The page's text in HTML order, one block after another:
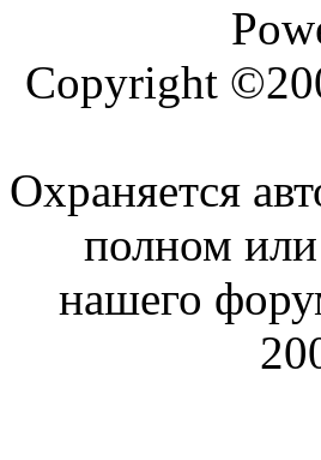
Copyright
Охраняется
полном
нашего